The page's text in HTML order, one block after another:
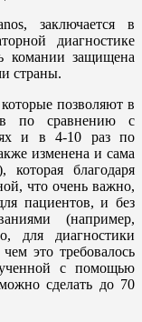
заключается в
диагностике
комании защищена
страны.
позволяют в
по сравнению с
и в 4-10 раз по
изменена и сама
которая благодаря
что очень важно,
пациентов, и без
(например,
для диагностики
это требовалось
с помощью
сделать до 70